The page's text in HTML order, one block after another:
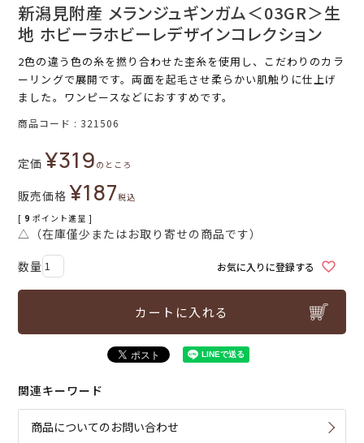
新潟見附産 メランジュギンガム＜03GR＞生
地 ホビーラホビーレデザインコレクション
2色の違う色の糸を撚り合わせた杢糸を使用し、こだわりのカラ
ーリングで展開です。両面を起毛させ柔らかい肌触りに仕上げ
ました。ワンピースなどにおすすめです。
商品コード 321506
定価 ¥319 のところ
販売価格 ¥187税込
[ 9 ポイント進呈 ]
△（在庫僅少またはお取り寄せの商品です）
お気に入りに登録する
カートに入れる
関連キーワード
商品についてのお問い合わせ